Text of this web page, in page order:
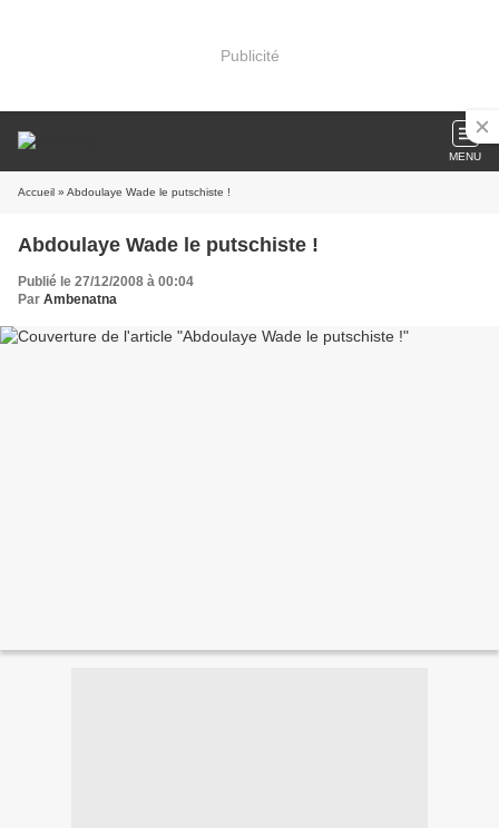
Publicité
MENU
Accueil » Abdoulaye Wade le putschiste !
Abdoulaye Wade le putschiste !
Publié le 27/12/2008 à 00:04
Par Ambenatna